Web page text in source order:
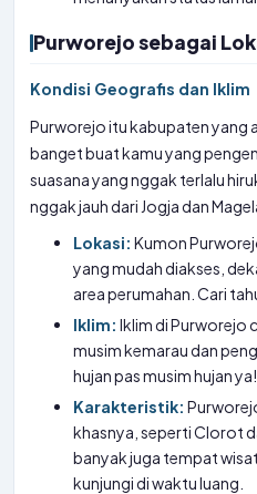
Purworejo sebagai
Kondisi Geografis dan Iklim
Purworejo itu kabupaten yang
banget buat kamu yang
suasana yang nggak terlalu
nggak jauh dari Jogja dan
Lokasi: Kumon
yang mudah diakses,
area perumahan. Cari
Iklim: Iklim di Purworejo
musim kemarau dan
hujan pas musim hujan ya!
Karakteristik:
khasnya, seperti Clorot
banyak juga tempat
kunjungi di waktu luang.